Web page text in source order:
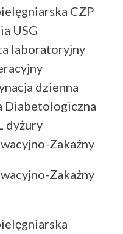
CZP
USG
laboratoryjny
dzienna
Diabetologiczna
dyżury
Zakaźny
Zakaźny